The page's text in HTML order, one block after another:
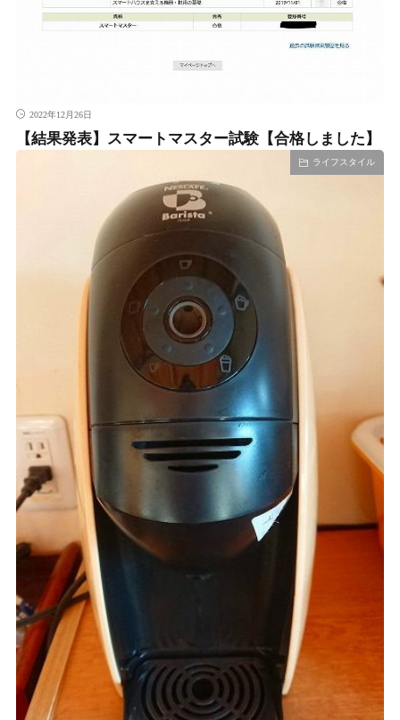
2022年12月26日
【結果発表】スマートマスター試験【合格しました】
ライフスタイル